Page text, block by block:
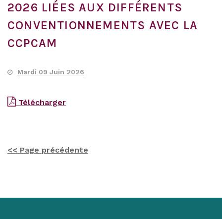
2026 LIÉES AUX DIFFÉRENTS
CONVENTIONNEMENTS AVEC LA
CCPCAM
Mardi 09 Juin 2026
Télécharger
<< Page précédente